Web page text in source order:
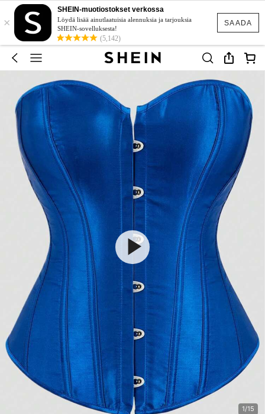
SAADA
×
SHEIN-muotiostokset verkossa
Löydä lisää ainutlaatuisia alennuksia ja tarjouksia
SHEIN-sovelluksesta!
(5,142)
1/15